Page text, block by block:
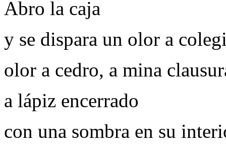
Abro la caja
y se dispara un olor a
olor a cedro, a mina
a lápiz encerrado
con una sombra en su